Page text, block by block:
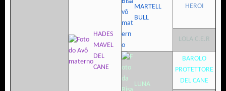
HADES
MAVEL
DEL
CANE
MARTELL
BULL
HEROI
LOLA C.E.R
LUNA
BAROLO
PROTETTORE
DEL CANE